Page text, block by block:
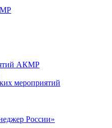
АКМР
мероприятий
России»